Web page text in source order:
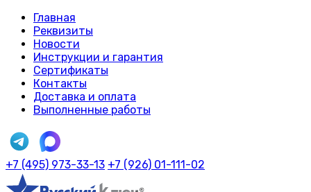
Главная
Реквизиты
Новости
Инструкции и гарантия
Сертификаты
Контакты
Доставка и оплата
Выполненные работы
+7 (495) 973-33-13 +7 (926) 01-111-02